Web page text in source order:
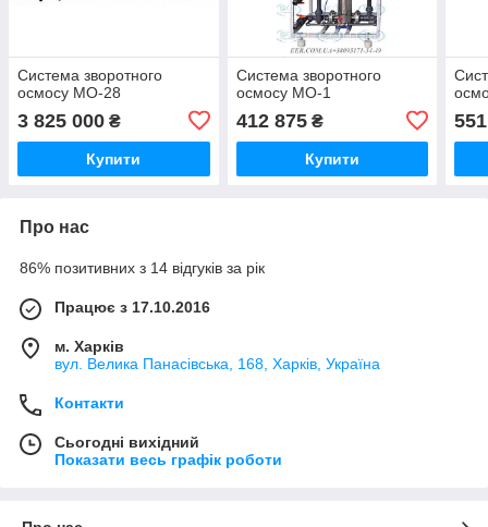
Система зворотного
осмосу MO-28
3 825 000 ₴
Купити
Система зворотного
осмосу MO-1
412 875₴
Купити
Про нас
86% позитивних з 14 відгуків за рік
Працює з 17.10.2016
м. Харків
вул. Велика Панасівська, 168, Харків, Україна
Контакти
Сьогодні вихідний
Показати весь графік роботи